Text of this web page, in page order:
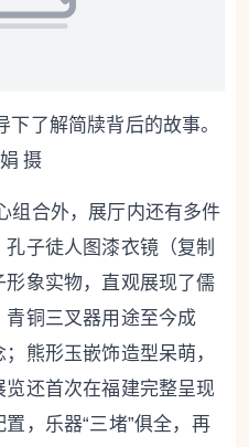
了解简牍背后的故事。
摄
组合外，展厅内还有多件
子徒人图漆衣镜（复制
象实物，直观展现了儒
铜三叉器用途至今成
熊形玉嵌饰造型呆萌，
还首次在福建完整呈现
，乐器“三堵”俱全，再